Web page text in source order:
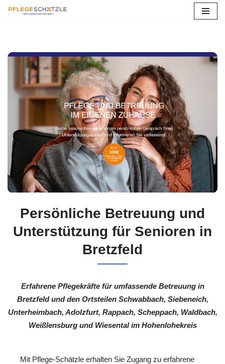
springen
Persönliche Betreuung und
Unterstützung für Senioren in
Bretzfeld
Erfahrene Pflegekräfte für umfassende Betreuung in
Bretzfeld und den Ortsteilen Schwabbach, Siebeneich,
Unterheimbach, Adolzfurt, Rappach, Scheppach, Waldbach,
Weißlensburg und Wiesental im Hohenlohekreis
Mit Pflege-Schätzle erhalten Sie Zugang zu erfahrene